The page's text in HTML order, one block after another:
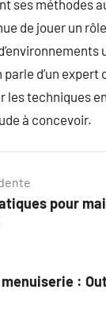
ses méthodes
de jouer un
d’un expert
les techniques
à concevoir.
pour
: